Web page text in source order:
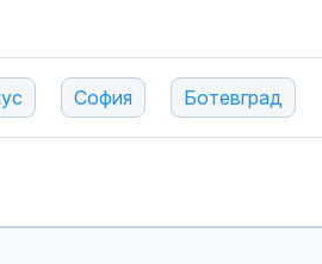
София Ботевград